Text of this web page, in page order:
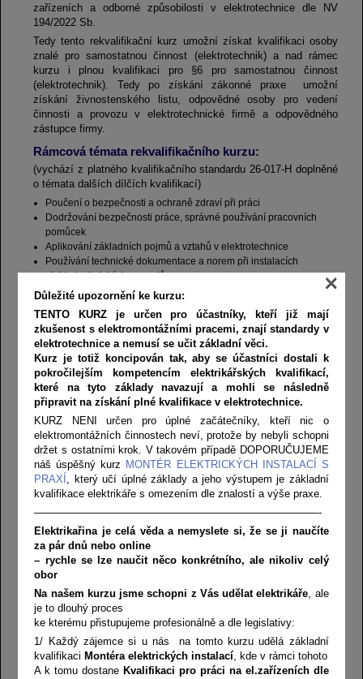
zařízeních a odborné způsobilosti v elektrotechnice dle NV
194/2022 Sb.
Tedy tento rekvalifikační kurz umožní získat kvalifikaci osoby
znalé pro samostatnou činnost (elektrotechnik) a nad rámec
kurzu i plnou kvalifikaci pro §6 pro samostatnou činnost
(elektrotechnik). Tedy po získání zákonné praxe umožní
získání živnostenského listu, odpovědné osoby pro vedení
činnosti a provozu v elektrotechnické firmě a odpovědného
zástupce firmy.
Rámcová témata rekvalifikačního kurzu:
(vychází z platného kvalifikačního standardu 26-017-H doplněné
o témata dalších dílčích kvalifikací)
Poučení o bezpečnosti a ochraně zdraví při práci
Dodržování bezpečnosti práce, správné používání pracovních
pomůcek
Aplikování základních pojmů a vztahů v elektrotechnice
Používání technické dokumentace a norem při instalacích
elektrotechnických rozvodů
Volba postupu práce, nářadí, pomůcek a měřidel pro montáž,
zapojování a opravy instalací
Provádění elektrických instalací, jejich montáže a zapojování
Diagnostikování poruch elektrických instalací
Měření elektrických veličin a jejich parametrů, vyhodnocování
naměřených hodnot
Odborná témata ke zkoušce z odborné způsobilosti k výkonu
činností v elektrotechnice
Poskytování první pomoci při úrazu elektrickým proudem
Bezpečnost při obsluze, ochrana před úrazem a první pomoc při
úrazu elektrickým proudem
Rozsah výuky a organizace výuky:
Kurz standardně probíhá na učebnách společnosti JUBELA na
našem vzdělávacím středisku na Zbirohu (www.kvasek.cz), spolu s
zkušených praktiků – mistrů z oboru
V případě zájmu je možno uvedený kurz uskutečnit i lokalitách
zájemců, a to spolu s praktickou částí kurzu dle možností školitelů
Kurz probíhá v malých skupinách prezenční formou na učebně,
praktické části kurzu probíhají na produkční technice, u některých
kurzů přímo u odborných firem.
Výuka probíhá vždy 6-8 hodin denně / 5 dní v týdnu, po vzájemné
dohodě účastníků ponecháváme v průběhu kurzu volné dny.
Celková délka kurzu je 20 školicích dnů / 6 týdnů.
Podrobný harmonogram kurzu (termínově dle témat z podrobné
Důležité upozornění ke kurzu:
TENTO KURZ je určen pro účastníky, kteří již mají
zkušenost s elektromontážními pracemi, znají standardy v
elektrotechnice a nemusí se učit základní věci.
Kurz je totiž koncipován tak, aby se účastníci dostali k
pokročilejším kompetencím elektrikářských kvalifikací,
které na tyto základy navazují a mohli se následně
připravit na získání plné kvalifikace v elektrotechnice.
KURZ NENI určen pro úplné začátečníky, kteří nic o
elektromontážních činnostech neví, protože by nebyli schopni
držet s ostatními krok. V takovém případě DOPORUČUJEME
náš úspěšný kurz MONTÉR ELEKTRICKÝCH INSTALACÍ S
PRAXÍ , který učí úplné základy a jeho výstupem je základní
kvalifikace elektrikáře s omezením dle znalostí a výše praxe.
———————————————————————————-
Elektrikařina je celá věda a nemyslete si, že se ji naučíte
za pár dnů nebo online
– rychle se lze naučit něco konkrétního, ale nikoliv celý
obor
Na našem kurzu jsme schopni z Vás udělat elektrikáře, ale
je to dlouhý proces
ke kterému přistupujeme profesionálně a dle legislativy:
1/ Každý zájemce si u nás na tomto kurzu udělá základní
kvalifikaci Montéra elektrických instalací, kde v rámci tohoto
A k tomu dostane Kvalifikaci pro práci na el.zařízeních dle
×